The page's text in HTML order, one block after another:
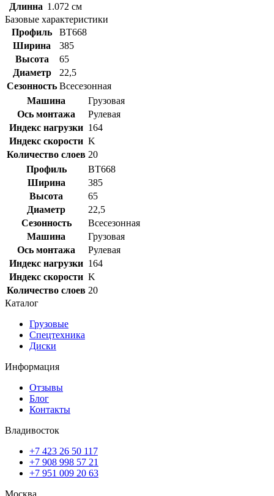
Длинна 1.072 см
Базовые характеристики
Профиль
BT668
Ширина
385
Высота
65
Диаметр
22,5
Сезонность Всесезонная
Машина
Грузовая
Ось монтажа
Рулевая
Индекс нагрузки 164
Индекс скорости K
Количество слоев 20
Профиль
BT668
Ширина
385
Высота
65
Диаметр
22,5
Сезонность
Всесезонная
Машина
Грузовая
Ось монтажа
Рулевая
Индекс нагрузки 164
Индекс скорости K
Количество слоев 20
Каталог
Грузовые
Спецтехника
Диски
Информация
Отзывы
Блог
Контакты
Владивосток
+7 423 26 50 117
+7 908 998 57 21
+7 951 009 20 63
Москва